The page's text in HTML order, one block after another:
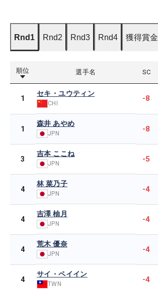
Rnd1 Rnd2 Rnd3 Rnd4 獲得賞金
順位 選手名 SC
1
セキ・ユウティン
CHI
-8
1
森井 あやめ
JPN -8
3
吉本 ここね
JPN -5
4
林 菜乃子
JPN -4
4
吉澤 柚月
JPN -4
4
荒木 優奈
JPN -4
4
サイ・ペイイン
TWN -4